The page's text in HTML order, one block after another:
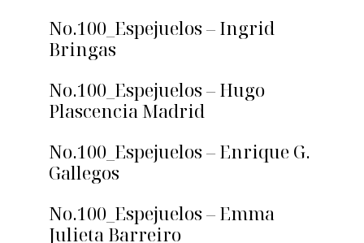
No.100_Espejuelos – Ingrid
Bringas
No.100_Espejuelos – Hugo
Plascencia Madrid
No.100_Espejuelos – Enrique G.
Gallegos
No.100_Espejuelos – Emma
Julieta Barreiro